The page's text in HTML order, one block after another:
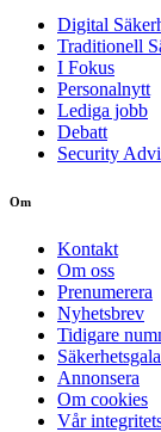
Digital
Traditionell
I Fokus
Personalnytt
Lediga jobb
Debatt
Security
Om
Kontakt
Om oss
Prenumerera
Nyhetsbrev
Tidigare
Annonsera
Om cookies
Vår